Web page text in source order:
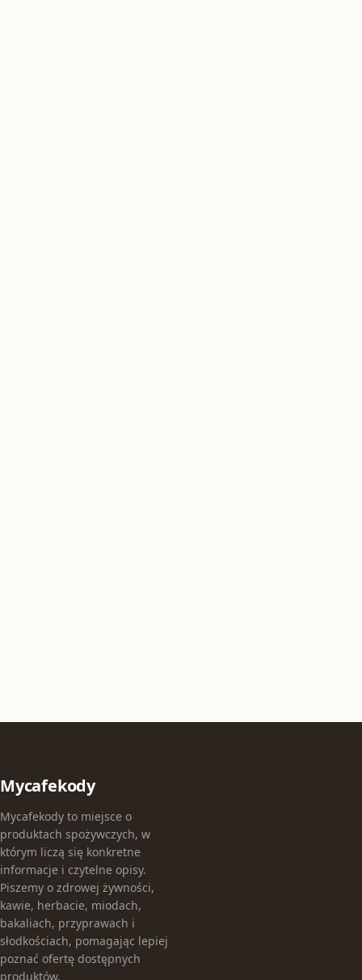
Mycafekody
Mycafekody to miejsce o
produktach spożywczych, w
którym liczą się konkretne
informacje i czytelne opisy.
Piszemy o zdrowej żywności,
kawie, herbacie, miodach,
bakaliach, przyprawach i
słodkościach, pomagając lepiej
poznać ofertę dostępnych
produktów.